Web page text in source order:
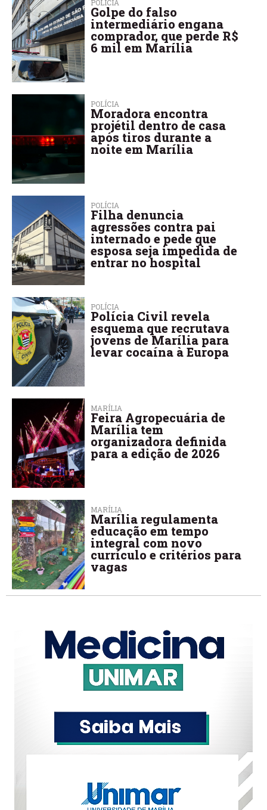
POLÍCIA
Golpe do falso
intermediário engana
comprador, que perde R$
6 mil em Marília
POLÍCIA
Moradora encontra
projétil dentro de casa
após tiros durante a
noite em Marília
POLÍCIA
Filha denuncia
agressões contra pai
internado e pede que
esposa seja impedida de
entrar no hospital
POLÍCIA
Polícia Civil revela
esquema que recrutava
jovens de Marília para
levar cocaína à Europa
MARÍLIA
Feira Agropecuária de
Marília tem
organizadora definida
para a edição de 2026
MARÍLIA
Marília regulamenta
educação em tempo
integral com novo
currículo e critérios para
vagas